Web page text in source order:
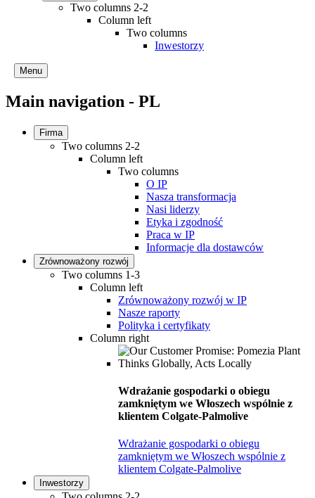
Two columns 2-2
Column left
Two columns
Inwestorzy
Menu
Main navigation - PL
Firma
Two columns 2-2
Column left
Two columns
O IP
Nasza transformacja
Nasi liderzy
Etyka i zgodność
Praca w IP
Informacje dla dostawców
Zrównoważony rozwój
Two columns 1-3
Column left
Zrównoważony rozwój w IP
Nasze raporty
Polityka i certyfikaty
Column right
Wdrażanie gospodarki o obiegu
zamkniętym we Włoszech wspólnie z
klientem Colgate-Palmolive
Wdrażanie gospodarki o obiegu
zamkniętym we Włoszech wspólnie z
klientem Colgate-Palmolive
Inwestorzy